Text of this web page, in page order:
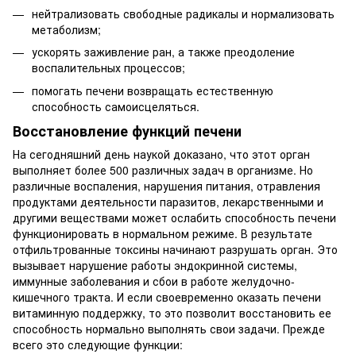
нейтрализовать свободные радикалы и нормализовать
метаболизм;
ускорять заживление ран, а также преодоление
воспалительных процессов;
помогать печени возвращать естественную
способность самоисцеляться.
Восстановление функций печени
На сегодняшний день наукой доказано, что этот орган
выполняет более 500 различных задач в организме. Но
различные воспаления, нарушения питания, отравления
продуктами деятельности паразитов, лекарственными и
другими веществами может ослабить способность печени
функционировать в нормальном режиме. В результате
отфильтрованные токсины начинают разрушать орган. Это
вызывает нарушение работы эндокринной системы,
иммунные заболевания и сбои в работе желудочно-
кишечного тракта. И если своевременно оказать печени
витаминную поддержку, то это позволит восстановить ее
способность нормально выполнять свои задачи. Прежде
всего это следующие функции: